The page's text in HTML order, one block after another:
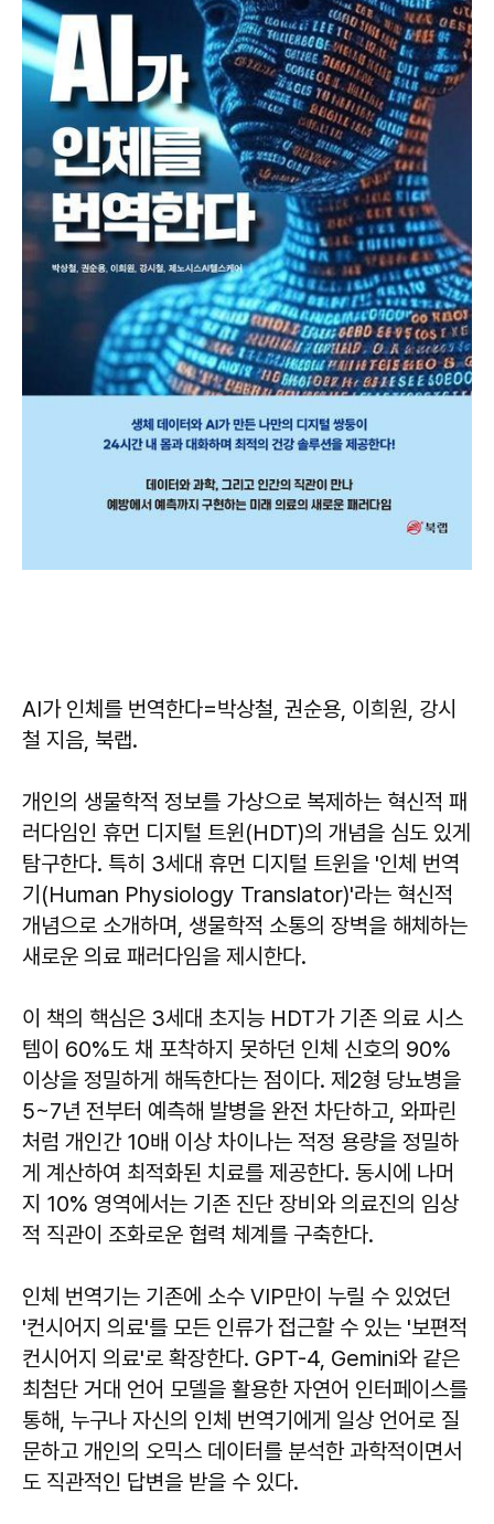
AI가 인체를 번역한다=박상철, 권순용, 이희원, 강시
철 지음, 북랩.
개인의 생물학적 정보를 가상으로 복제하는 혁신적 패
러다임인 휴먼 디지털 트윈(HDT)의 개념을 심도 있게
탐구한다. 특히 3세대 휴먼 디지털 트윈을 '인체 번역
기(Human Physiology Translator)'라는 혁신적
개념으로 소개하며, 생물학적 소통의 장벽을 해체하는
새로운 의료 패러다임을 제시한다.
이 책의 핵심은 3세대 초지능 HDT가 기존 의료 시스
템이 60%도 채 포착하지 못하던 인체 신호의 90%
이상을 정밀하게 해독한다는 점이다. 제2형 당뇨병을
5~7년 전부터 예측해 발병을 완전 차단하고, 와파린
처럼 개인간 10배 이상 차이나는 적정 용량을 정밀하
게 계산하여 최적화된 치료를 제공한다. 동시에 나머
지 10% 영역에서는 기존 진단 장비와 의료진의 임상
적 직관이 조화로운 협력 체계를 구축한다.
인체 번역기는 기존에 소수 VIP만이 누릴 수 있었던
'컨시어지 의료'를 모든 인류가 접근할 수 있는 '보편적
컨시어지 의료'로 확장한다. GPT-4, Gemini와 같은
최첨단 거대 언어 모델을 활용한 자연어 인터페이스를
통해, 누구나 자신의 인체 번역기에게 일상 언어로 질
문하고 개인의 오믹스 데이터를 분석한 과학적이면서
도 직관적인 답변을 받을 수 있다.